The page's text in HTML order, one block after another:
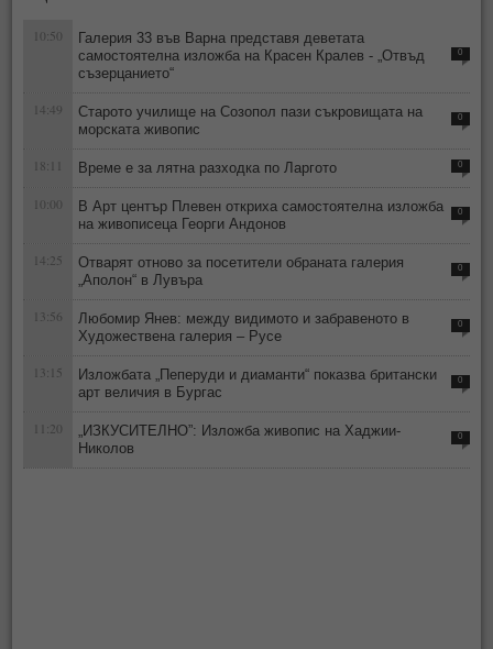
10:50
Галерия 33 във Варна представя деветата
самостоятелна изложба на Красен Кралев - „Отвъд
съзерцанието“
0
14:49
Старото училище на Созопол пази съкровищата на
морската живопис
0
18:11 Време е за лятна разходка по Ларгото 0
10:00
В Арт център Плевен откриха самостоятелна изложба
на живописеца Георги Андонов
0
14:25
Отварят отново за посетители обраната галерия
„Аполон“ в Лувъра
0
13:56
Любомир Янев: между видимото и забравеното в
Художествена галерия – Русе
0
13:15
Изложбата „Пеперуди и диаманти“ показва британски
арт величия в Бургас
0
11:20
„ИЗКУСИТЕЛНО”: Изложба живопис на Хаджии-
Николов
0